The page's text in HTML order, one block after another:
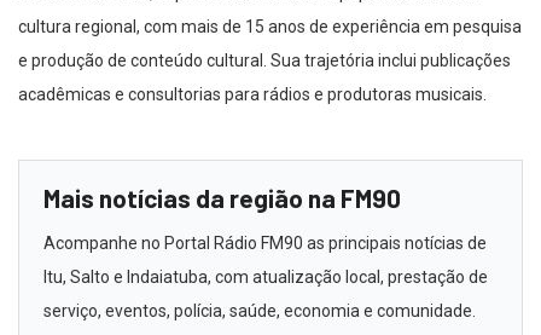
cultura regional, com mais de 15 anos de experiência em pesquisa
e produção de conteúdo cultural. Sua trajetória inclui publicações
acadêmicas e consultorias para rádios e produtoras musicais.
Mais notícias da região na FM90
Acompanhe no Portal Rádio FM90 as principais notícias de
Itu, Salto e Indaiatuba, com atualização local, prestação de
serviço, eventos, polícia, saúde, economia e comunidade.